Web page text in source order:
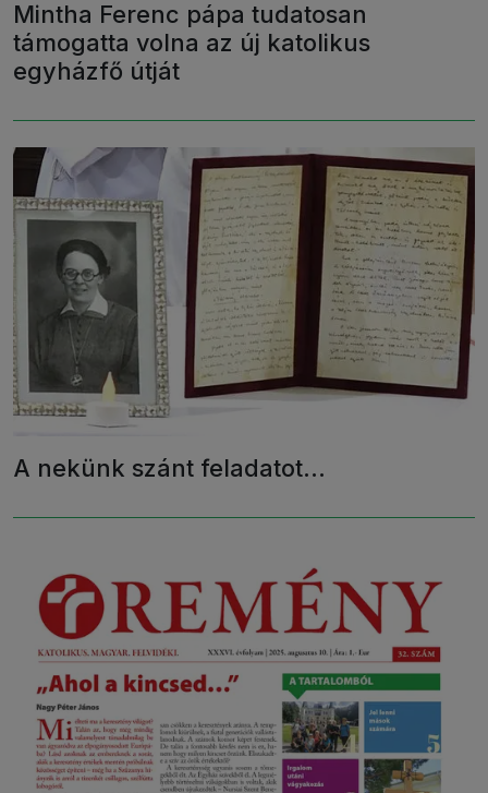
Mintha Ferenc pápa tudatosan
támogatta volna az új katolikus
egyházfő útját
A nekünk szánt feladatot...